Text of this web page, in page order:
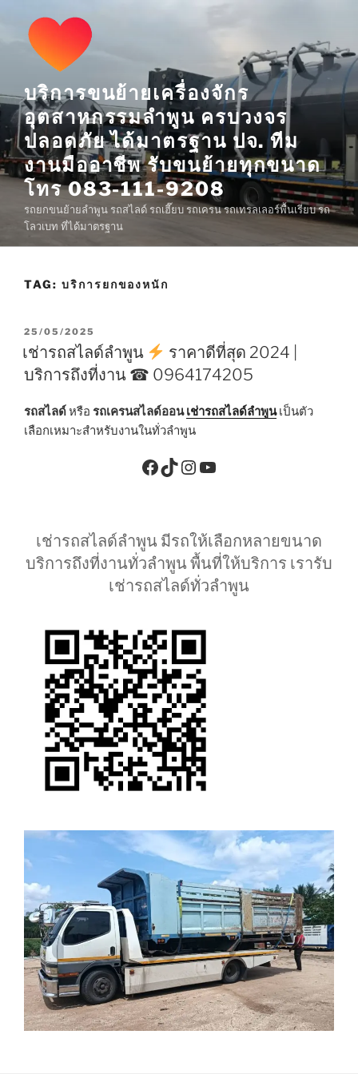
content
บริการขนย้ายเครื่องจักร
อุตสาหกรรมลำพูน ครบวงจร
ปลอดภัย ได้มาตรฐาน ปจ. ทีม
งานมืออาชีพ รับขนย้ายทุกขนาด
โทร 083-111-9208
รถยกขนย้ายลำพูน รถสไลด์ รถเฮี๊ยบ รถเครน รถเทรลเลอร์พื้นเรียบ รถ
โลวเบท ที่ได้มาตรฐาน
TAG: บริการยกของหนัก
POSTED
ON
25/05/2025
เช่ารถสไลด์ลำพูน
ราคาดีที่สุด 2024 |
บริการถึงที่งาน ☎ 0964174205
รถสไลด์หรือ รถเครนสไลด์ออน เช่ารถสไลด์ลำพูน เป็นตัว
เลือกเหมาะสำหรับงานในทั่วลำพูน
Facebook
TikTok
Instagram
YouTube
เช่ารถสไลด์ลำพูน มีรถให้เลือกหลายขนาด
บริการถึงที่งานทั่วลำพูน พื้นที่ให้บริการ เรารับ
เช่ารถสไลด์ทั่วลำพูน